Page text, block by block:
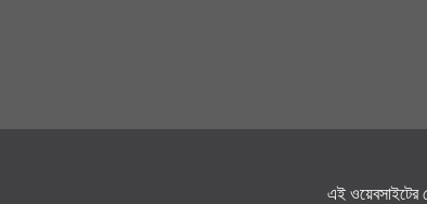
এই ওয়েবসাইটের